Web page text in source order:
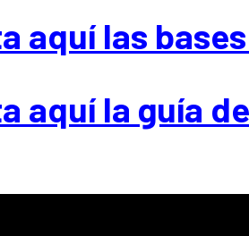
aquí las
aquí la guía